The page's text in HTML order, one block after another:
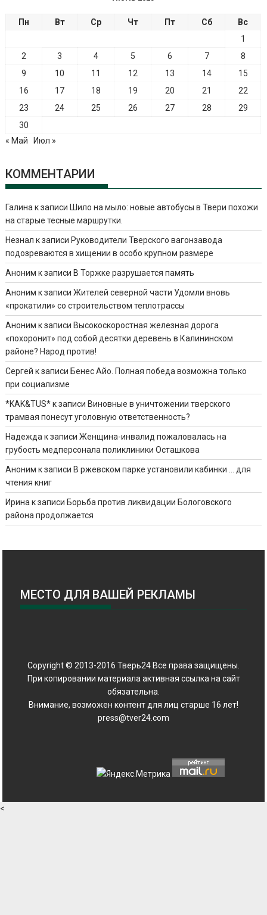
Пн Вт Ср Чт Пт Сб
Вс
1
2
3 4 5 6 7
8
9
10 11 12 13 14
15
16
17 18 19 20 21
22
23
24 25 26 27 28
29
30
« Май
Июл »
КОММЕНТАРИИ
Галина к записи Шило на мыло: новые автобусы в Твери похожи
на старые тесные маршрутки.
Незнал к записи Руководители Тверского вагонзавода
подозреваются в хищении в особо крупном размере
Аноним к записи В Торжке разрушается память
Аноним к записиЖителей северной части Удомли вновь
«прокатили» со строительством теплотрассы
Аноним к записи Высокоскоростная железная дорога
«похоронит» под собой десятки деревень в Калининском
районе? Народ против!
Сергей к записи Бенес Айо. Полная победа возможна только
при социализме
*KAK&TUS*к записи Виновные в уничтожении тверского
трамвая понесут уголовную ответственность?
Надежда к записиЖенщина-инвалид пожаловалась на
грубость медперсонала поликлиники Осташкова
Аноним к записи В ржевском парке установили кабинки … для
чтения книг
Ирина к записи Борьба против ликвидации Бологовского
района продолжается
МЕСТО ДЛЯ ВАШЕЙ РЕКЛАМЫ
Copyright © 2013-2016 Тверь24 Все права защищены.
При копировании материала активная ссылка на сайт
обязательна.
Внимание, возможен контент для лиц старше 16 лет!
press@tver24.com
<